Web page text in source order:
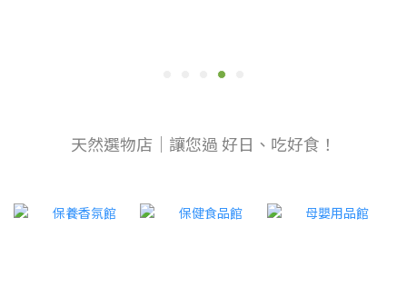
天然選物店｜讓您過 好日、吃好食！